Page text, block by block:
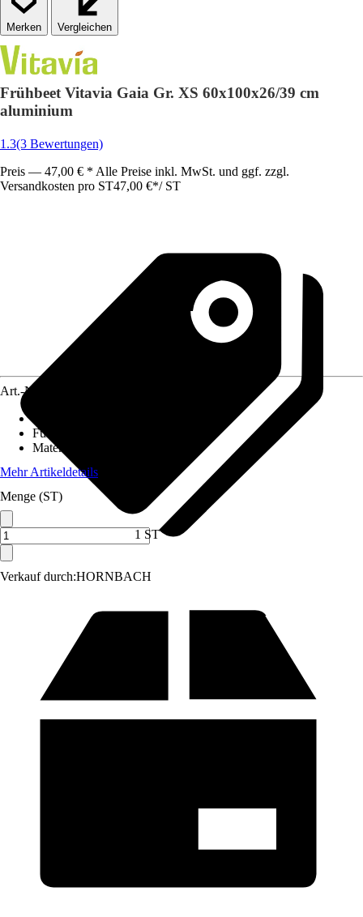
Vergleichen
Frühbeet Vitavia Gaia Gr. XS 60x100x26/39 cm
aluminium
1.3(3 Bewertungen)
Preis — 47,00 € * Alle Preise inkl. MwSt. und ggf. zzgl.
Versandkosten pro ST47,00 €*/ ST
Verkauf durch:HORNBACH
Art.-Nr.
Funktionen
Material
Mehr Artikeldetails
Menge (ST)
1 ST